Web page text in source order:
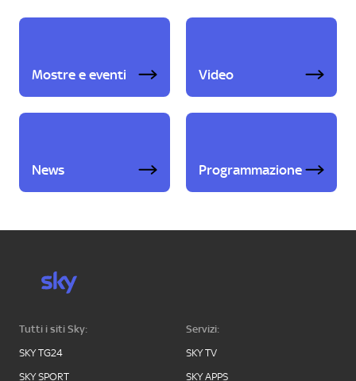
Mostre e eventi Video
News Programmazione
Tutti i siti Sky:
SKY TG24
SKY SPORT
Servizi:
SKY TV
SKY APPS